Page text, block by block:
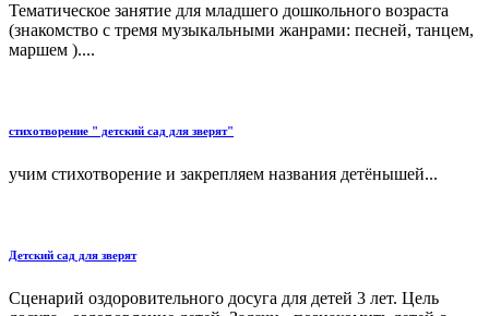
Тематическое занятие для младшего дошкольного возраста
(знакомство с тремя музыкальными жанрами: песней, танцем,
маршем )....
стихотворение " детский сад для зверят"
учим стихотворение и закрепляем названия детёнышей...
Детский сад для зверят
Сценарий оздоровительного досуга для детей 3 лет. Цель